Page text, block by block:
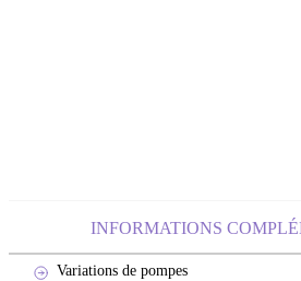
INFORMATIONS
Variations de pompes